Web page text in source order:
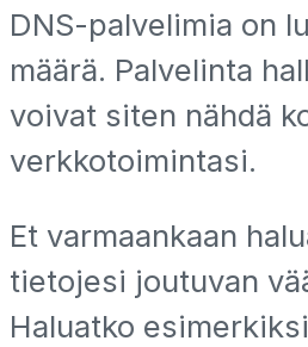
DNS-palvelimia on
määrä. Palvelinta
voivat siten nähdä
verkkotoimintasi.
Et varmaankaan
tietojesi joutuvan
Haluatko